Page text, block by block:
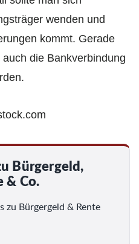
wenden und
kommt. Gerade
die Bankverbindung
Bürgergeld,
& Co.
zu Bürgergeld & Rente